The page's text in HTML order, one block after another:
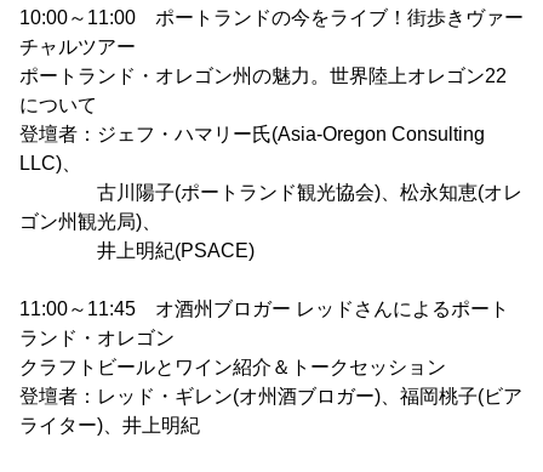
10:00～11:00 ポートランドの今をライブ！街歩きヴァー
チャルツアー
ポートランド・オレゴン州の魅力。世界陸上オレゴン22
について
登壇者：ジェフ・ハマリー氏(Asia-Oregon Consulting
LLC)、
古川陽子(ポートランド観光協会)、松永知恵(オレ
ゴン州観光局)、
井上明紀(PSACE)
11:00～11:45 オ酒州ブロガー レッドさんによるポート
ランド・オレゴン
クラフトビールとワイン紹介＆トークセッション
登壇者：レッド・ギレン(オ州酒ブロガー)、福岡桃子(ビア
ライター)、井上明紀